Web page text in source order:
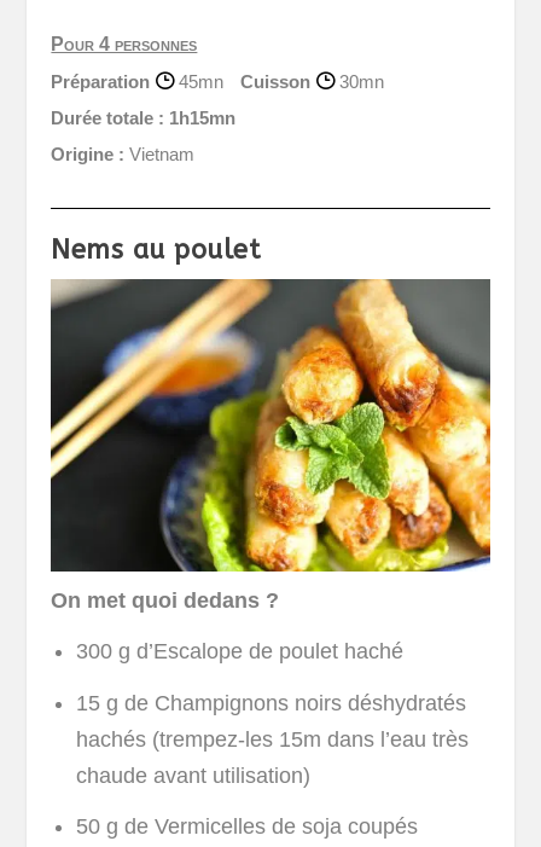
Pour 4 personnes
Préparation
45mn Cuisson
30mn
Durée totale : 1h15mn
Origine : Vietnam
Nems au poulet
On met quoi dedans ?
300 g d’Escalope de poulet haché
15 g de Champignons noirs déshydratés
hachés (trempez-les 15m dans l’eau très
chaude avant utilisation)
50 g de Vermicelles de soja coupés